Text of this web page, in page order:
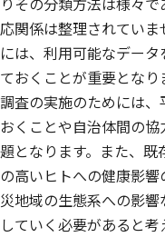
応関係は整理されてい
には、利用可能なデー
ておくことが重要とな
調査の実施のためには
おくことや自治体間の
題となります。また、
の高いヒトへの健康影
災地域の生態系への影
していく必要があると考